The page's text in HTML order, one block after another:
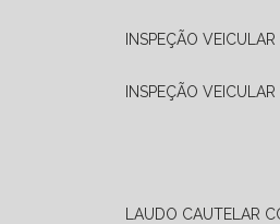
INSPEÇÃO
INSPEÇÃO
LAUDO CAUTELAR